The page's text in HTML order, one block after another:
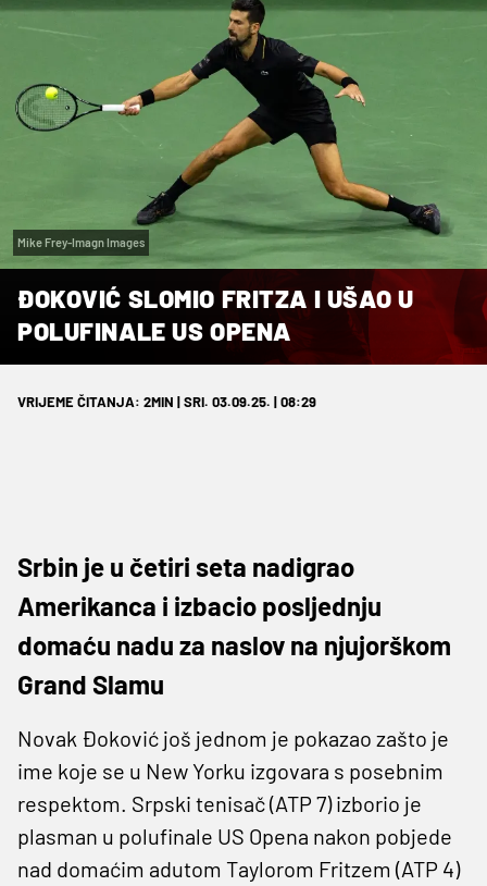
Mike Frey-Imagn Images
ĐOKOVIĆ SLOMIO FRITZA I UŠAO U
POLUFINALE US OPENA
VRIJEME ČITANJA: 2MIN | SRI. 03.09.25. | 08:29
Srbin je u četiri seta nadigrao
Amerikanca i izbacio posljednju
domaću nadu za naslov na njujorškom
Grand Slamu
Novak Đoković još jednom je pokazao zašto je
ime koje se u New Yorku izgovara s posebnim
respektom. Srpski tenisač (ATP 7) izborio je
plasman u polufinale US Opena nakon pobjede
nad domaćim adutom Taylorom Fritzem (ATP 4)